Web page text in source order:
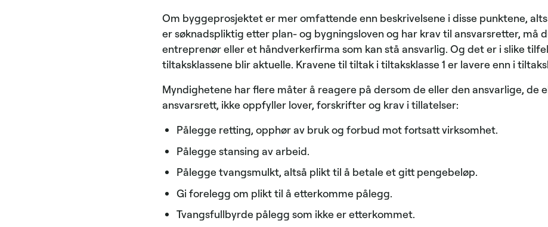
Om byggeprosjektet er mer omfattende enn beskrivelsene i disse punktene,
er søknadspliktig etter plan- og bygningslovenog har krav til ansvarsretter, må
entreprenør eller et håndverkerfirma som kan stå ansvarlig. Og det er i slike
tiltaksklassene blir aktuelle. Kravene til tiltak i tiltaksklasse 1 er lavere enn i
Myndighetene har flere måter å reagere på dersom de eller den ansvarlige, de
ansvarsrett, ikke oppfyller lover, forskrifter og krav i tillatelser:
Pålegge retting, opphør av bruk og forbud mot fortsatt virksomhet.
Pålegge stansing av arbeid.
Pålegge tvangsmulkt, altså plikt til å betale et gitt pengebeløp.
Gi forelegg om plikt til å etterkomme pålegg.
Tvangsfullbyrde pålegg som ikke er etterkommet.